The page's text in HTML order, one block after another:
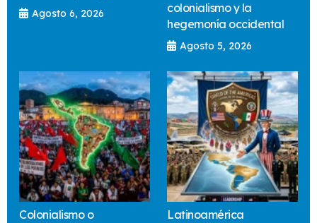
Agosto 6, 2026
colonialismo y la
hegemonía occidental
Agosto 5, 2026
Colonialismo o
Latinoamérica